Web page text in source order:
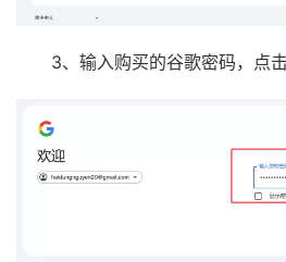
3、输入购买的谷歌密码，点击